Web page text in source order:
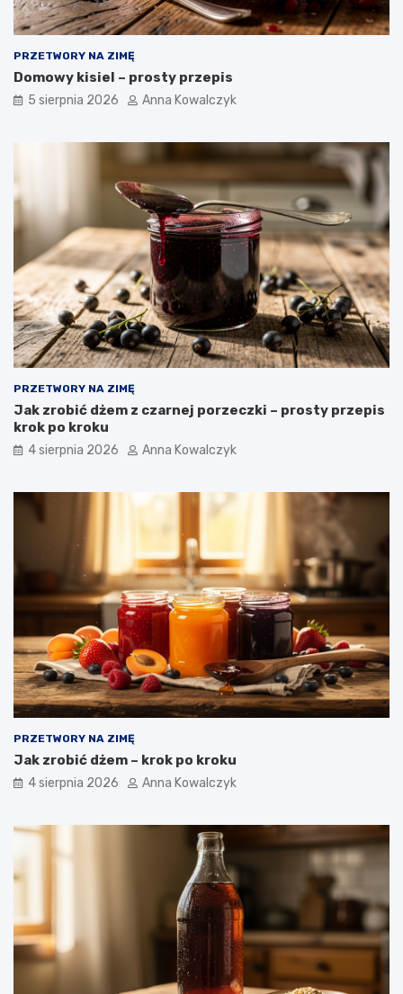
PRZETWORY NA ZIMĘ
Domowy kisiel – prosty przepis
5 sierpnia 2026 Anna Kowalczyk
PRZETWORY NA ZIMĘ
Jak zrobić dżem z czarnej porzeczki – prosty przepis
krok po kroku
4 sierpnia 2026 Anna Kowalczyk
PRZETWORY NA ZIMĘ
Jak zrobić dżem – krok po kroku
4 sierpnia 2026 Anna Kowalczyk